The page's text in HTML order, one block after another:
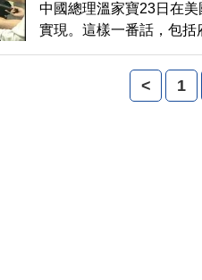
中國總理溫家寶23日在
實現。這樣一番話，包
善意表現，希望越快越
要製造友善的形象，這說
< 1